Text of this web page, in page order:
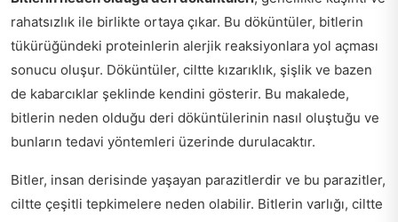
rahatsızlık ile birlikte ortaya çıkar. Bu döküntüler, bitlerin
tükürüğündeki proteinlerin alerjik reaksiyonlara yol açması
sonucu oluşur. Döküntüler, ciltte kızarıklık, şişlik ve bazen
de kabarcıklar şeklinde kendini gösterir. Bu makalede,
bitlerin neden olduğu deri döküntülerinin nasıl oluştuğu ve
bunların tedavi yöntemleri üzerinde durulacaktır.
Bitler, insan derisinde yaşayan parazitlerdir ve bu parazitler,
ciltte çeşitli tepkimelere neden olabilir. Bitlerin varlığı, ciltte